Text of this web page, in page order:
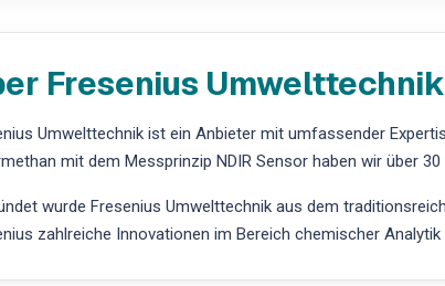
Fresenius Umwelttechnik
Umwelttechnik ist ein Anbieter mit umfassender
mit dem Messprinzip NDIR Sensor haben wir über 30
wurde Fresenius Umwelttechnik aus dem
zahlreiche Innovationen im Bereich chemischer Analytik